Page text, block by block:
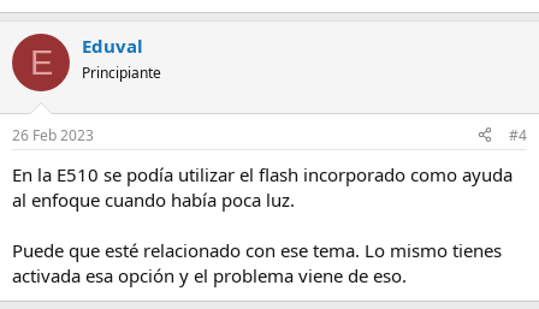
E Eduval
Principiante
26 Feb 2023 #4
En la E510 se podía utilizar el flash incorporado como ayuda
al enfoque cuando había poca luz.
Puede que esté relacionado con ese tema. Lo mismo tienes
activada esa opción y el problema viene de eso.